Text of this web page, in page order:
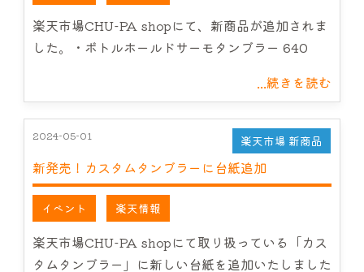
楽天市場CHU-PA shopにて、新商品が追加されま
した。・ボトルホールドサーモタンブラー 640
...続きを読む
2024-05-01
新発売！カスタムタンブラーに台紙追加
楽天市場 新商品
イベント 楽天情報
楽天市場CHU-PA shopにて取り扱っている「カス
タムタンブラー」に新しい台紙を追加いたしました